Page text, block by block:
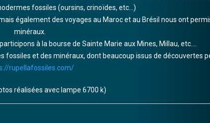
fossiles (oursins, crinoïdes, etc…)
également des voyages au Maroc et au Brésil nous ont
minéraux.
à la bourse de Sainte Marie aux Mines, Millau, etc....
fossiles et des minéraux, dont beaucoup issus de découvertes
rupellafossiles.com/
réalisées avec lampe 6700 k)